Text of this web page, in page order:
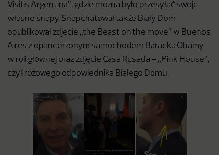
Visitis Argentina”, gdzie można było przesyłać swoje
własne snapy. Snapchatował także Biały Dom –
opublikował zdjęcie „the Beast on the move” w Buenos
Aires z opancerzonym samochodem Baracka Obamy
w roli głównej oraz zdjęcie Casa Rosada – „Pink House”,
czyli różowego odpowiednika Białego Domu.